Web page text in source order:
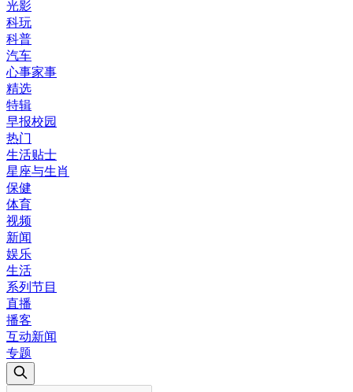
光影
科玩
科普
汽车
心事家事
精选
特辑
早报校园
热门
生活贴士
星座与生肖
保健
体育
视频
新闻
娱乐
生活
系列节目
直播
播客
互动新闻
专题